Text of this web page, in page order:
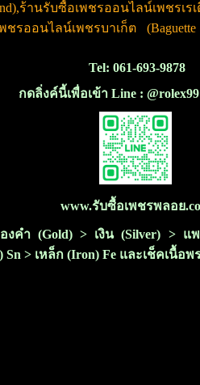
ร้านรับซื้อเพชรออนไลน์เพชรเ
รออนไลน์เพชรบาเก็ต
Tel: 061-693-9878
กดลิ่งค์นี้เพื่อเข้า Line :
www.รับซื้อเพชรพลอย
องคำ (Gold) > เงิน (Silver) >
Sn > เหล็ก (Iron) Fe และเช็คเนื้